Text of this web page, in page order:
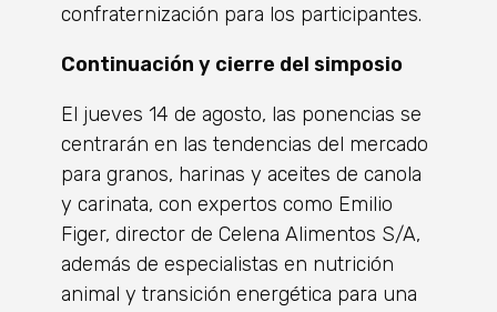
confraternización para los participantes.
Continuación y cierre del simposio
El jueves 14 de agosto, las ponencias se
centrarán en las tendencias del mercado
para granos, harinas y aceites de canola
y carinata, con expertos como Emilio
Figer, director de Celena Alimentos S/A,
además de especialistas en nutrición
animal y transición energética para una